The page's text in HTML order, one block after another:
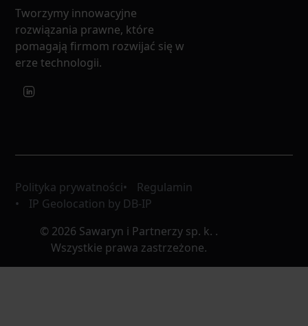
Tworzymy innowacyjne
rozwiązania prawne, które
pomagają firmom rozwijać się w
erze technologii.
Polityka prywatności
Regulamin
IP Geolocation by DB-IP
© 2026 Sawaryn i Partnerzy sp. k. .
Wszystkie prawa zastrzeżone.